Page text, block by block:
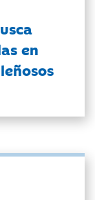
en